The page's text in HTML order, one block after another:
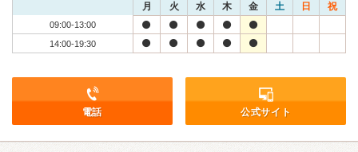
月 火 水 木 金 土 日 祝
09:00-13:00
14:00-19:30
電話 公式サイト